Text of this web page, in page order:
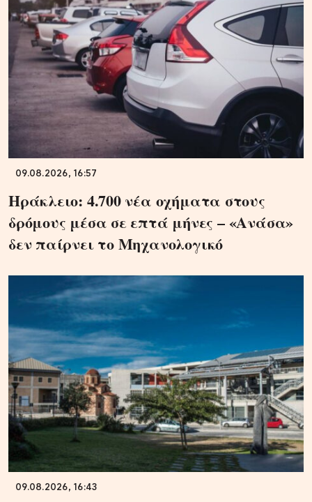
09.08.2026, 16:57
Ηράκλειο: 4.700 νέα οχήματα στους
δρόμους μέσα σε επτά μήνες – «Ανάσα»
δεν παίρνει το Μηχανολογικό
09.08.2026, 16:43